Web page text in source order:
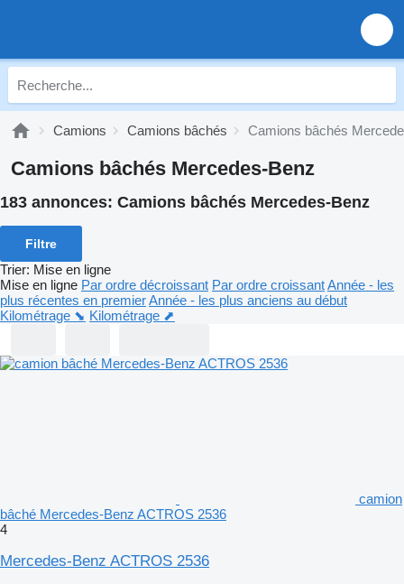
Camions Camions bâchés Camions bâchés
Camions bâchés Mercedes-Benz
183 annonces: Camions bâchés Mercedes-Benz
Filtre
Trier: Mise en ligne
Mise en ligne Par ordre décroissant Par ordre croissantAnnée - les
plus récentes en premierAnnée - les plus anciens au début
Kilométrage ⬊ Kilométrage ⬈
camion
bâché Mercedes-Benz ACTROS 2536
4
Mercedes-Benz ACTROS 2536